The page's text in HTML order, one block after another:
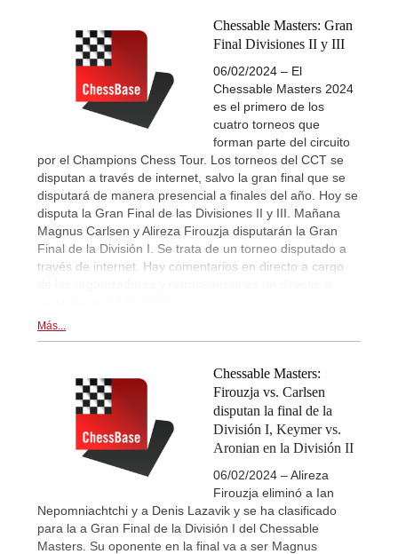
Chessable Masters: Gran
Final Divisiones II y III
06/02/2024 – El
Chessable Masters 2024
es el primero de los
cuatro torneos que
forman parte del circuito
por el Champions Chess Tour. Los torneos del CCT se
disputan a través de internet, salvo la gran final que se
disputará de manera presencial a finales del año. Hoy se
disputa la Gran Final de las Divisiones II y III. Mañana
Magnus Carlsen y Alireza Firouzja disputarán la Gran
Final de la División I. Se trata de un torneo disputado a
través de internet. Hay comentarios en directo a cargo
Más...
Chessable Masters:
Firouzja vs. Carlsen
disputan la final de la
División I, Keymer vs.
Aronian en la División II
06/02/2024 – Alireza
Firouzja eliminó a Ian
Nepomniachtchi y a Denis Lazavik y se ha clasificado
para la a Gran Final de la División I del Chessable
Masters. Su oponente en la final va a ser Magnus